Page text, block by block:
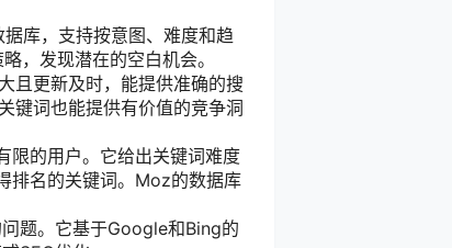
库，支持按意图、难度和趋
，发现潜在的空白机会。
且更新及时，能提供准确的搜
键词也能提供有价值的竞争洞
限的用户。它给出关键词难度
排名的关键词。Moz的数据库
题。它基于Google和Bing的